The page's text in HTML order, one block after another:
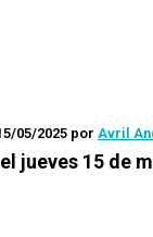
05/2025 por Avril
jueves 15 de